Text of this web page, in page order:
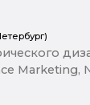
Marketing,